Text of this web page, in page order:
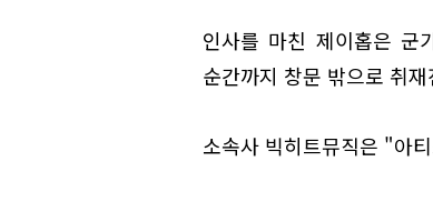
인사를 마친 제이홉은 군
순간까지 창문 밖으로 취
소속사 빅히트뮤직은 "아